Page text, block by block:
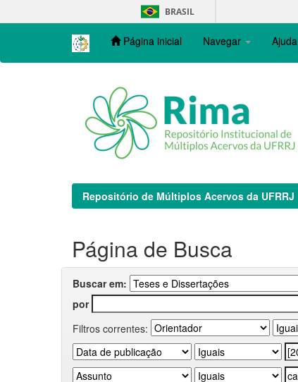
navigation
BRASIL
Página inicial Navegar Ajuda
Repositório de Múltiplos Acervos da UFRRJ
Página de Busca
Buscar em:
por
Filtros correntes: